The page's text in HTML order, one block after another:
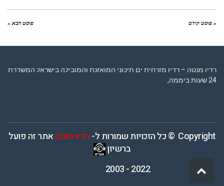
« פוסט קודם פוסט הבא »
רדיו מנטה – רדיו מזרחית ים תיכוני המואזנת והמובילה בישראל המשדרת
24 שעות ביממה,
Copyright © כל הזכויות שמורות ל- רדיו מנטהאתר זה פועל
ברשיון
2022 - 2003